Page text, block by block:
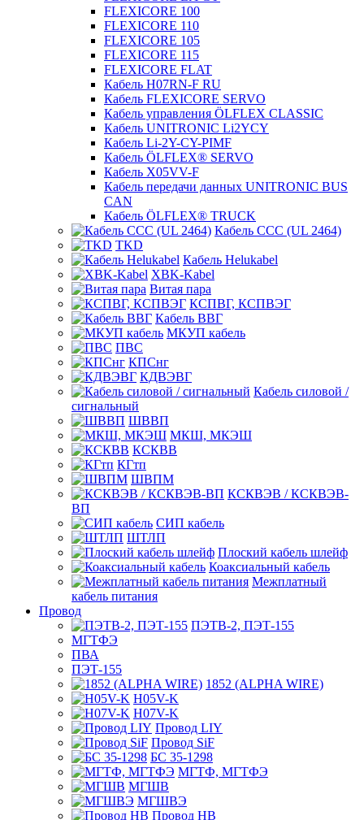
FLEXICORE 100
FLEXICORE 110
FLEXICORE 105
FLEXICORE 115
FLEXICORE FLAT
Кабель H07RN-F RU
Кабель FLEXICORE SERVO
Кабель управления ÖLFLEX CLASSIC
Кабель UNITRONIC Li2YCY
Кабель Li-2Y-CY-PIMF
Кабель ÖLFLEX® SERVO
Кабель X05VV-F
Кабель передачи данных UNITRONIC BUS
CAN
Кабель ÖLFLEX® TRUCK
Кабель CCC (UL 2464)
TKD
Кабель Helukabel
XBK-Kabel
Витая пара
КСПВГ, КСПВЭГ
Кабель ВВГ
МКУП кабель
ПВС
КПСнг
КДВЭВГ
Кабель силовой /
сигнальный
ШВВП
МКШ, МКЭШ
КСКВВ
КГтп
ШВПМ
КСКВЭВ / КСКВЭВ-
ВП
СИП кабель
ШТЛП
Плоский кабель шлейф
Коаксиальный кабель
Межплатный
кабель питания
Провод
ПЭТВ-2, ПЭТ-155
МГТФЭ
ПВА
ПЭТ-155
1852 (ALPHA WIRE)
H05V-K
H07V-K
Провод LIY
Провод SiF
БС 35-1298
МГТФ, МГТФЭ
МГШВ
МГШВЭ
Провод НВ